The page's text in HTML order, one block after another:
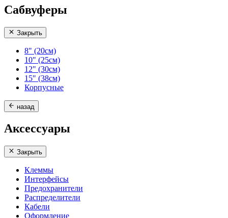
Сабвуферы
Закрыть
8" (20см)
10" (25см)
12" (30см)
15" (38см)
Корпусные
назад
Аксессуары
Закрыть
Клеммы
Интерфейсы
Предохранители
Распределители
Кабели
Оформление